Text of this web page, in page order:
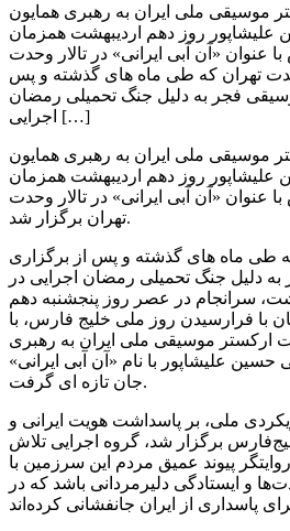
موسیقی ملی ایران به رهبری همایون
علیشاپور روز دهم اردیبهشت همزمان
عنوان «آن آبی ایرانی» در تالار وحدت
تهران که طی ماه های گذشته و پس
فجر به دلیل جنگ تحمیلی رمضان
اجرایی […]
موسیقی ملی ایران به رهبری همایون
علیشاپور روز دهم اردیبهشت همزمان
عنوان «آن آبی ایرانی» در تالار وحدت
تهران برگزار شد.
طی ماه های گذشته و پس از برگزاری
دلیل جنگ تحمیلی رمضان اجرایی در
سرانجام در عصر روز پنجشنبه دهم
با فرارسیدن روز ملی خلیج فارس، با
ارکستر موسیقی ملی ایران به رهبری
حسین علیشاپور با نام «آن آبی ایرانی»
جان تازه ای گرفت.
ملی، بر پاسداشت هویت ایرانی و
برگزار شد، گروه اجرایی تلاش
پیوند عمیق مردم این سرزمین با
و ایستادگی دلیرمردانی باشد که در